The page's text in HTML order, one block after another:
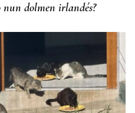
dolmen irlandés?